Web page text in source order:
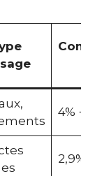
4% +
2,9% +